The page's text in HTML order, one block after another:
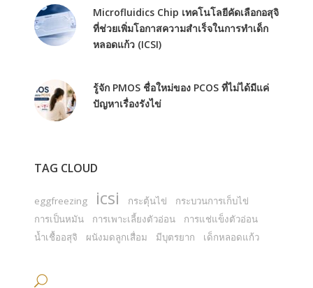
Microfluidics Chip เทคโนโลยีคัดเลือกอสุจิ
ที่ช่วยเพิ่มโอกาสความสำเร็จในการทำเด็ก
หลอดแก้ว (ICSI)
รู้จัก PMOS ชื่อใหม่ของ PCOS ที่ไม่ได้มีแค่
ปัญหาเรื่องรังไข่
TAG CLOUD
eggfreezing icsi กระตุ้นไข่
กระบวนการเก็บไข่
การเป็นหมัน
การเพาะเลี้ยงตัวอ่อน
การแช่แข็งตัวอ่อน
น้ำเชื้ออสุจิ
ผนังมดลูกเสื่อม มีบุตรยาก เด็กหลอดแก้ว